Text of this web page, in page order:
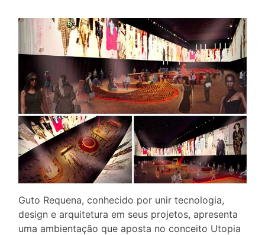
Guto Requena, conhecido por unir tecnologia,
design e arquitetura em seus projetos, apresenta
uma ambientação que aposta no conceito Utopia